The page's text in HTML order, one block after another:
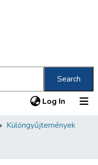
Search
Log In (current)
Különgyűjtemények